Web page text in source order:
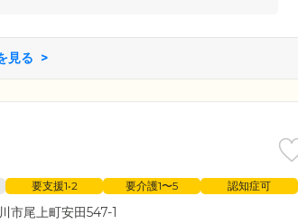
見る
要支援1•2 要介護1〜5 認知症可
市尾上町安田547-1